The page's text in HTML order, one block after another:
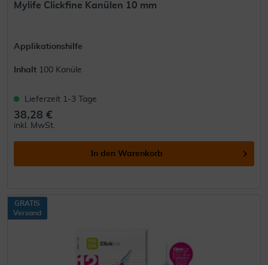
Mylife Clickfine Kanülen 10 mm
Applikationshilfe
Inhalt 100 Kanüle
Lieferzeit 1-3 Tage
38,28 €
inkl. MwSt.
In den Warenkorb
GRATIS
Versand